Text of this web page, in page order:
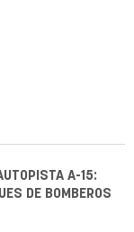
A-15:
DE BOMBEROS